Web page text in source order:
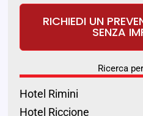
RICHIEDI UN
SENZA
Ricerca
Hotel Rimini
Hotel Riccione